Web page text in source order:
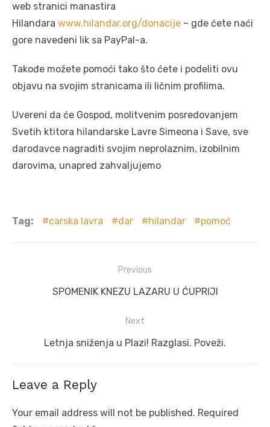
web stranici manastira
Hilandara www.hilandar.org/donacije – gde ćete naći
gore navedeni lik sa PayPal-a.
Takođe možete pomoći tako što ćete i podeliti ovu
objavu na svojim stranicama ili ličnim profilima.
Uvereni da će Gospod, molitvenim posredovanjem
Svetih ktitora hilandarske Lavre Simeona i Save, sve
darodavce nagraditi svojim neprolaznim, izobilnim
darovima, unapred zahvaljujemo
Tag: carska lavra dar hilandar pomoć
navigation
Previous
Previous
SPOMENIK KNEZU LAZARU U ĆUPRIJI
Next
Next
Letnja sniženja u Plazi! Razglasi. Poveži.
Leave a Reply
Your email address will not be published. Required